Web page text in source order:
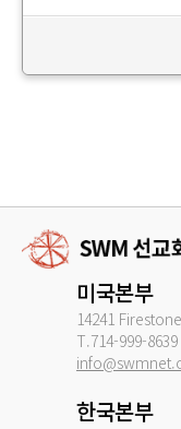
미국본부
14241
T.714-999-8639
한국본부